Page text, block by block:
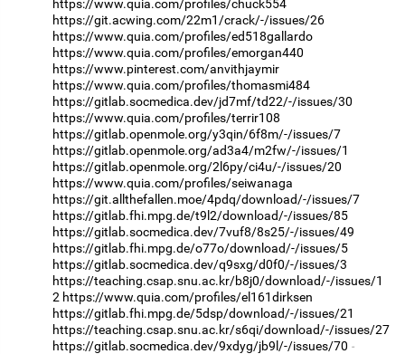
https://www.quia.com/profiles/chuck554
https://git.acwing.com/22m1/crack/-/issues/26
https://www.quia.com/profiles/ed518gallardo
https://www.quia.com/profiles/emorgan440
https://www.pinterest.com/anvithjaymir
https://www.quia.com/profiles/thomasmi484
https://gitlab.socmedica.dev/jd7mf/td22/-/issues/30
https://www.quia.com/profiles/terrir108
https://gitlab.openmole.org/y3qin/6f8m/-/issues/7
https://gitlab.openmole.org/ad3a4/m2fw/-/issues/1
https://gitlab.openmole.org/2l6py/ci4u/-/issues/20
https://www.quia.com/profiles/seiwanaga
https://git.allthefallen.moe/4pdq/download/-/issues/7
https://gitlab.fhi.mpg.de/t9l2/download/-/issues/85
https://gitlab.socmedica.dev/7vuf8/8s25/-/issues/49
https://gitlab.fhi.mpg.de/o77o/download/-/issues/5
https://gitlab.socmedica.dev/q9sxg/d0f0/-/issues/3
https://teaching.csap.snu.ac.kr/b8j0/download/-/issues/1
2 https://www.quia.com/profiles/el161dirksen
https://gitlab.fhi.mpg.de/5dsp/download/-/issues/21
https://teaching.csap.snu.ac.kr/s6qi/download/-/issues/27
https://gitlab.socmedica.dev/9xdyg/jb9l/-/issues/70